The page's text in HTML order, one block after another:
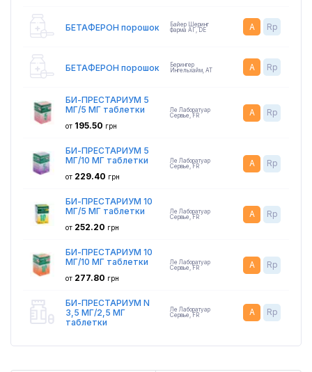
БЕТАФЕРОН порошок
Байер Шеринг
Фарма АГ,DE A Rp
БЕТАФЕРОН порошок
Берингер
Ингельхайм, AT A Rp
БИ-ПРЕСТАРИУМ 5
МГ/5 МГ таблетки
от 195.50 грн
Ле Лаборатуар
Сервье, FR A Rp
БИ-ПРЕСТАРИУМ 5
МГ/10 МГ таблетки
от 229.40 грн
Ле Лаборатуар
Сервье, FR A Rp
БИ-ПРЕСТАРИУМ 10
МГ/5 МГ таблетки
от 252.20 грн
Ле Лаборатуар
Сервье, FR A Rp
БИ-ПРЕСТАРИУМ 10
МГ/10 МГ таблетки
от 277.80 грн
Ле Лаборатуар
Сервье, FR A Rp
БИ-ПРЕСТАРИУМ N
3,5 МГ/2,5 МГ
таблетки
Ле Лаборатуар
Сервье, FR A Rp